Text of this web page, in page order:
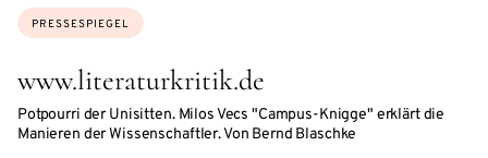
www.literaturkritik.de
Potpourri der Unisitten. Milos Vecs "Campus-Knigge" erklärt die
Manieren der Wissenschaftler. Von Bernd Blaschke
Themen:
PRESSESPIEGEL